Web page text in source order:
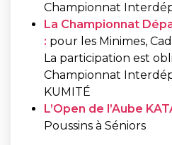
Championnat
La Championnat
: pour les Minimes,
La participation est
Championnat
KUMITÉ
L’Open de l’Aube
Poussins à Séniors